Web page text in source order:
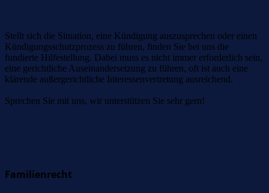
Stellt sich die Situation, eine Kündigung auszusprechen oder einen
Kündigungsschutzprozess zu führen, finden Sie bei uns die
fundierte Hilfestellung. Dabei muss es nicht immer erforderlich sein,
eine gerichtliche Auseinandersetzung zu führen, oft ist auch eine
klärende außergerichtliche Interessenvertretung ausreichend.
Sprechen Sie mit uns, wir unterstützen Sie sehr gern!
Familienrecht